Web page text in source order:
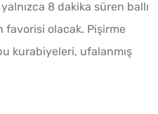
8 dakika süren ballı
favorisi olacak. Pişirme
kurabiyeleri, ufalanmış